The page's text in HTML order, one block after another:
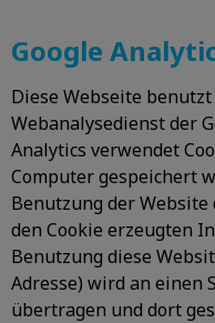
Google
Diese Webseite
Webanalysedienst der
Analytics verwendet
Computer gespeichert
Benutzung der Website
den Cookie erzeugten
Benutzung diese
Adresse) wird an einen
übertragen und dort